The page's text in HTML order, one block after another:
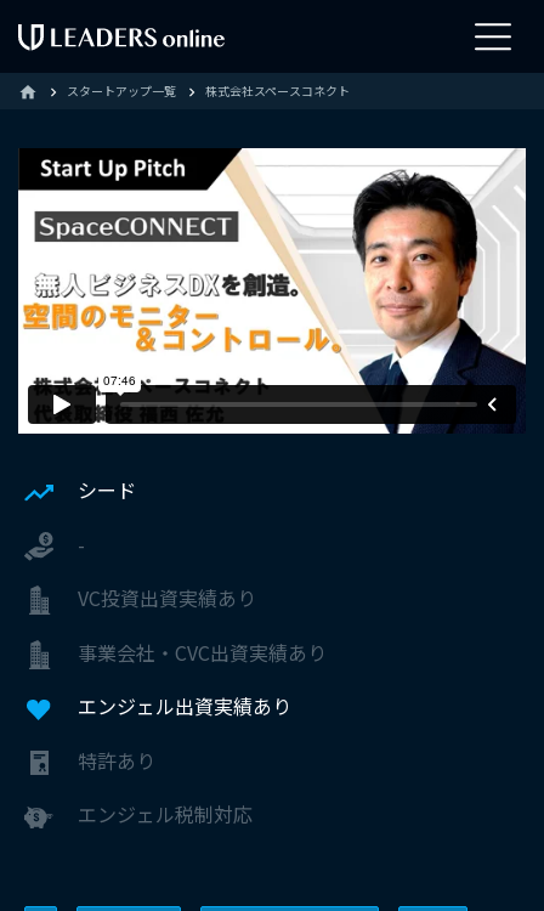
home スタートアップ一覧 株式会社スペースコネクト
シード
-
VC投資出資実績あり
事業会社・CVC出資実績あり
エンジェル出資実績あり
特許あり
エンジェル税制対応